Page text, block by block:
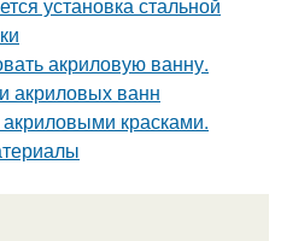
акриловую ванну.
акриловых ванн
красками.